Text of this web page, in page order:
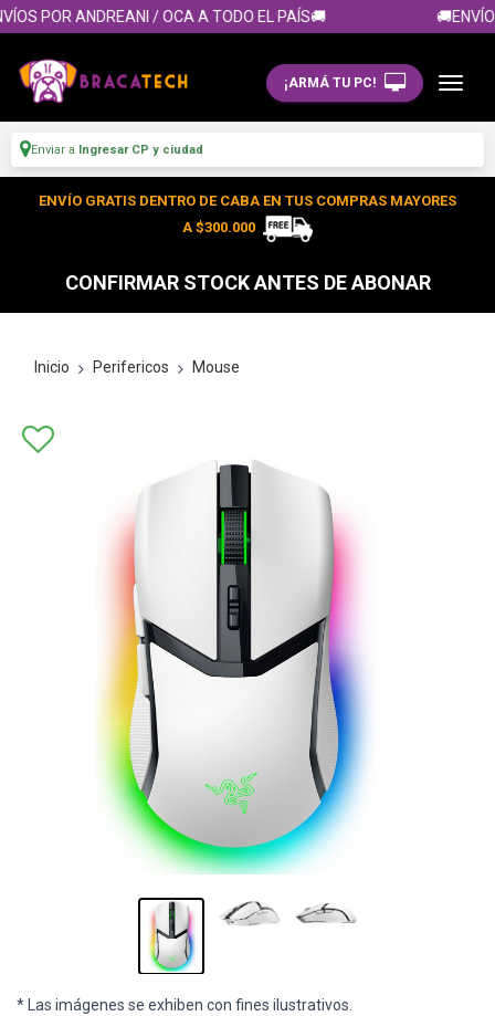
POR ANDREANI / OCA A TODO EL PAÍS🚚
¡ARMÁ TU PC!
Enviar a Ingresar CP y ciudad
ENVÍO GRATIS DENTRO DE CABA EN TUS COMPRAS MAYORES
A $300.000
CONFIRMAR STOCK ANTES DE ABONAR
Inicio Perifericos Mouse
* Las imágenes se exhiben con fines ilustrativos.